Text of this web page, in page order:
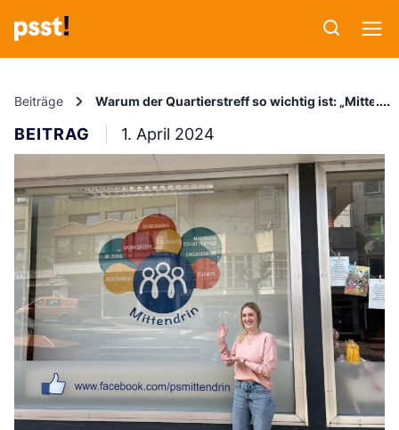
Beiträge Warum der Quartierstreff so wichtig ist:
BEITRAG 1. April 2024